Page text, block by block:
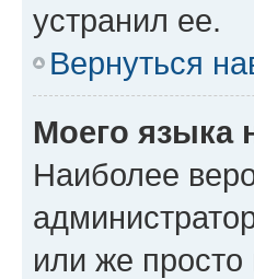
устранил ее.
Вернуться
Моего языка
Наиболее
или же